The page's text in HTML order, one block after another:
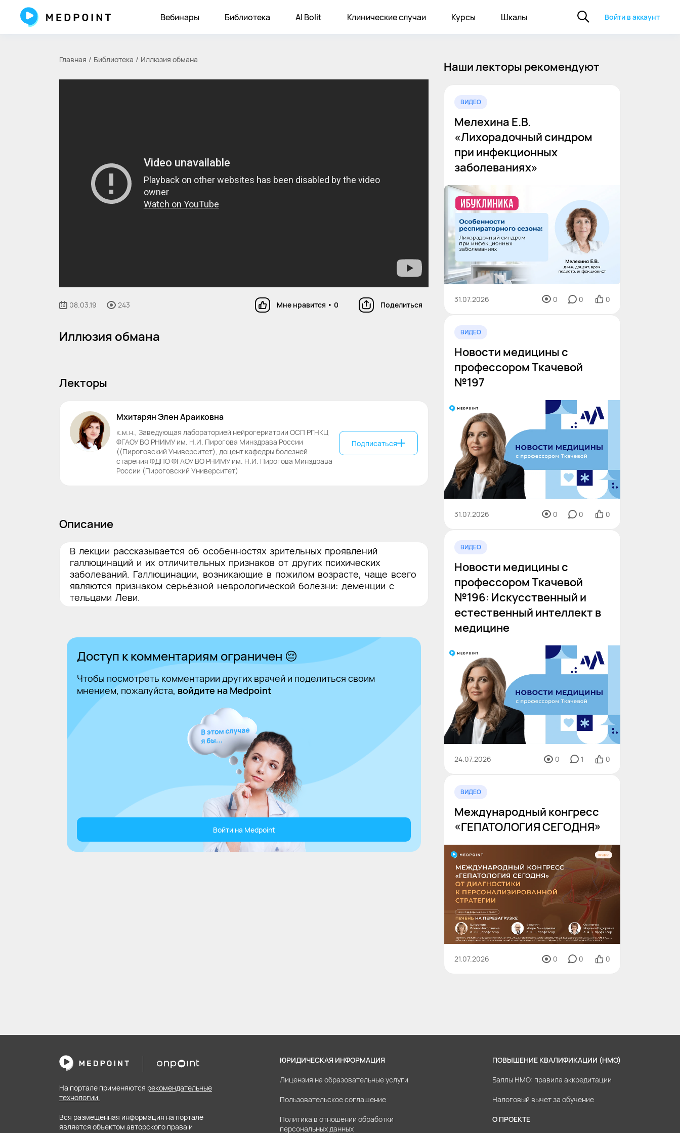
Вебинары Библиотека AI Bolit Клинические случаи Курсы Шкалы Войти в аккаунт
Главная Библиотека Иллюзия обмана
08.03.19 243 Мне нравится • 0 Поделиться
Иллюзия обмана
Лекторы
МхитарянЭленАраиковна
к.м.н., Заведующая лабораторией нейрогериатрии ОСП РГНКЦ
ФГАОУ ВО РНИМУ им. Н.И. Пирогова Минздрава России
((Пироговский Университет), доцент кафедры болезней
старения ФДПО ФГАОУ ВО РНИМУ им. Н.И. Пирогова Минздрава
России (Пироговский Университет)
Подписаться
Описание
В лекции рассказывается об особенностях зрительных проявлений
галлюцинаций и их отличительных признаков от других психических
заболеваний. Галлюцинации, возникающие в пожилом возрасте, чаще всего
являются признаком серьёзной неврологической болезни: деменции с
тельцами Леви.
Доступ к комментариям ограничен 😔
Чтобы посмотреть комментарии других врачей и поделиться своим
мнением, пожалуйста, войдите на Medpoint
Войти на Medpoint
Наши лекторы рекомендуют
ВИДЕО
Мелехина Е.В.
«Лихорадочный синдром
при инфекционных
заболеваниях»
31.07.2026 0 0 0
ВИДЕО
Новости медицины с
профессором Ткачевой
№197
31.07.2026 0 0 0
ВИДЕО
Новости медицины с
профессором Ткачевой
№196: Искусственный и
естественный интеллект в
медицине
24.07.2026 0 1 0
ВИДЕО
Международный конгресс
«ГЕПАТОЛОГИЯ СЕГОДНЯ»
21.07.2026 0 0 0
На портале применяются рекомендательные
технологии.
Вся размещенная информация на портале
является объектом авторского права и
ЮРИДИЧЕСКАЯ ИНФОРМАЦИЯ
Лицензия на образовательные услуги
Пользовательское соглашение
Политика в отношении обработки
персональных данных
ПОВЫШЕНИЕ КВАЛИФИКАЦИИ (НМО)
Баллы НМО: правила аккредитации
Налоговый вычет за обучение
О ПРОЕКТЕ